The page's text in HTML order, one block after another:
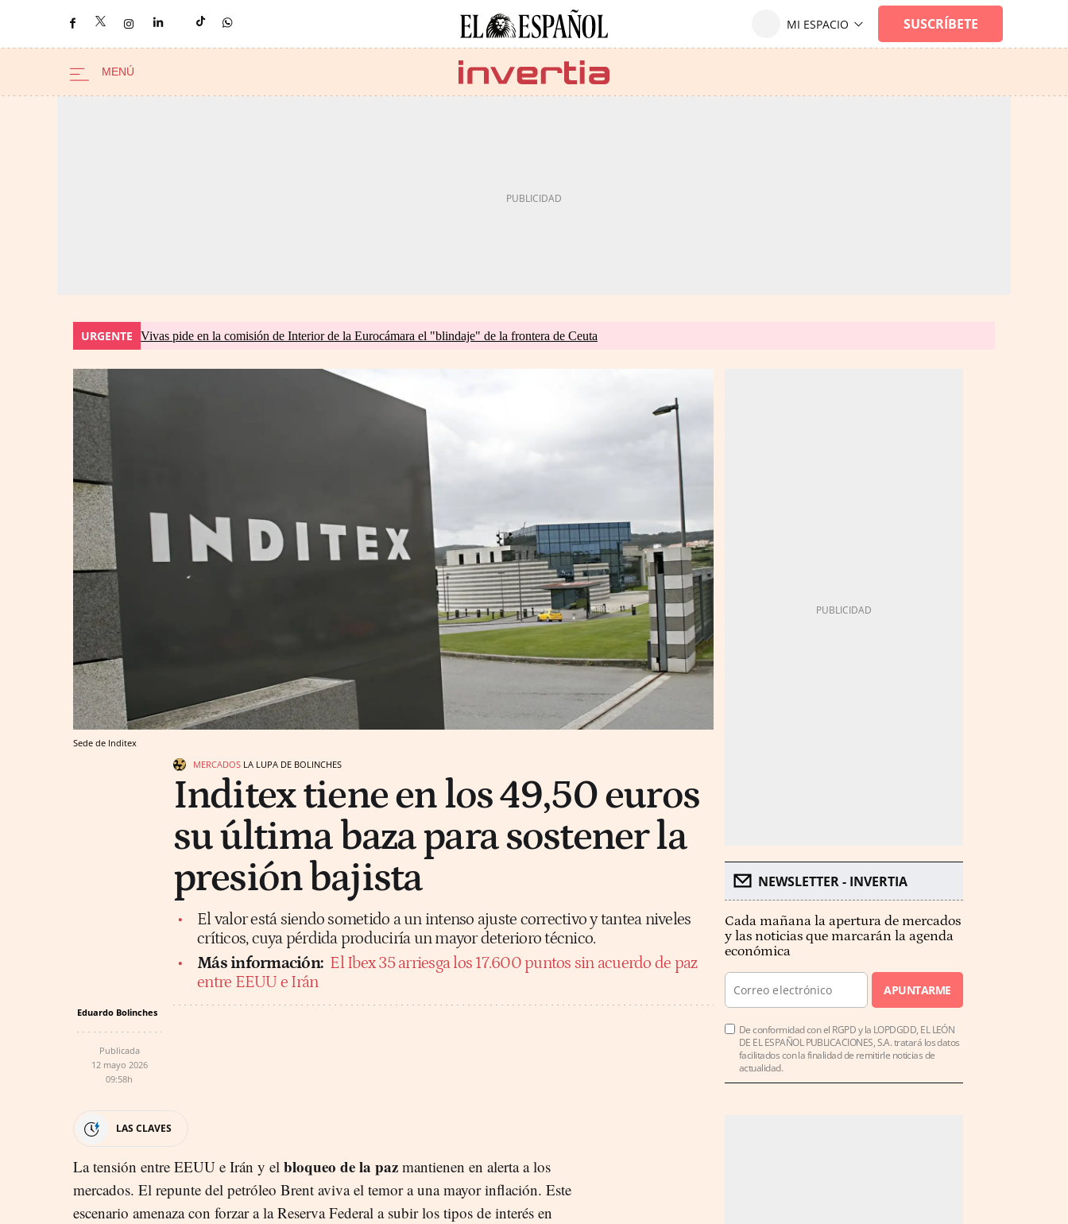
URGENTE Vivas pide en la comisión de Interior de la Eurocámara el "blindaje" de la frontera de Ceuta
Sede de Inditex
MERCADOS LA LUPA DE BOLINCHES
Inditex tiene en los 49,50 euros
su última baza para sostener la
presión bajista
El valor está siendo sometido a un intenso ajuste correctivo y tantea niveles
críticos, cuya pérdida produciría un mayor deterioro técnico.
Más información: El Ibex 35 arriesga los 17.600 puntos sin acuerdo de paz
entre EEUU e Irán
Eduardo Bolinches
Publicada
12 mayo 2026
09:58h
LAS CLAVES
La tensión entre EEUU e Irán y el bloqueo de la paz mantienen en alerta a los
mercados. El repunte del petróleo Brent aviva el temor a una mayor inflación. Este
escenario amenaza con forzar a la Reserva Federal a subir los tipos de interés en
NEWSLETTER - INVERTIA
Cada mañana la apertura de mercados
y las noticias que marcarán la agenda
económica
APUNTARME
De conformidad con el RGPD y la LOPDGDD, EL LEÓN
DE EL ESPAÑOL PUBLICACIONES, S.A. tratará los datos
facilitados con la finalidad de remitirle noticias de
actualidad.